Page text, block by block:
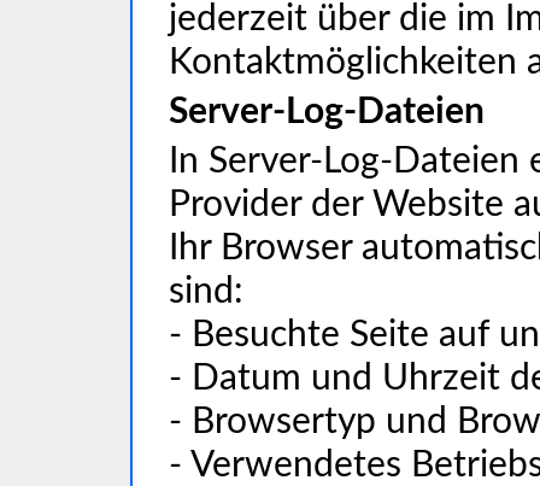
jederzeit über die im
Kontaktmöglichkeiten
Server-Log-Dateien
In Server-Log-
Provider der Website
Ihr Browser
sind:
- Besuchte Seite auf
- Datum und Uhrzeit
- Browsertyp und
- Verwendetes